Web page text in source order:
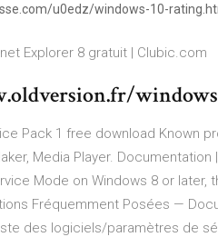
u0edz/windows-10-
Explorer 8 gratuit | Clubic.com
Pack 1 free download Known
Media Player. Documentation
Mode on Windows 8 or later,
Fréquemment Posées —
des logiciels/paramètres de